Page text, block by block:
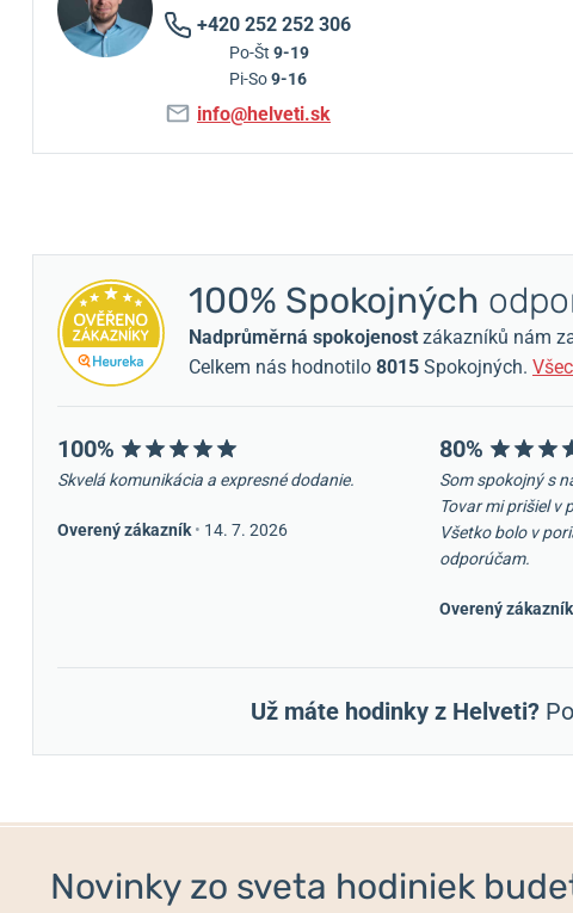
+420 252 252 306
Po-Št 9-19
Pi-So9-16
info@helveti.sk
100% Spokojných
Nadprůměrná spokojenost zákazníků nám
Celkem nás hodnotilo 8015 Spokojných.
100%
Skvelá komunikácia a expresné dodanie.
Overený zákazník • 14. 7. 2026
80%
Som spokojný s
Tovar mi prišiel v
Všetko bolo v
odporúčam.
Overený zákazník
Už máte hodinky z Helveti?
Novinky zo sveta hodiniek